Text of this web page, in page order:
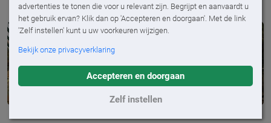
advertenties te tonen die voor u relevant zijn. Begrijpt en aanvaardt u
het gebruik ervan? Klik dan op 'Accepteren en doorgaan'. Met de link
'Zelf instellen' kunt u uw voorkeuren wijzigen.
Bekijk onze privacyverklaring
Accepteren en doorgaan
Zelf instellen